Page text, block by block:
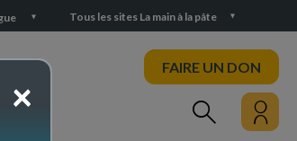
Tous les sites La main à la pâte
FAIRE UN DON
×